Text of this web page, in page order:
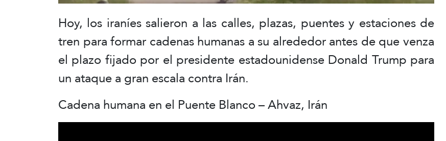
Hoy, los iraníes salieron a las calles, plazas, puentes y estaciones de
tren para formar cadenas humanas a su alrededor antes de que venza
el plazo fijado por el presidente estadounidense Donald Trump para
un ataque a gran escala contra Irán.
Cadena humana en el Puente Blanco – Ahvaz, Irán